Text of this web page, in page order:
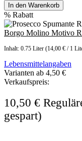
In den Warenkorb
% Rabatt
Borgo Molino Motivo
Inhalt: 0.75 Liter (14,00 € / 1
Lebensmittelangaben
Varianten ab 4,50 €
Verkaufspreis:
10,50 €
gespart)